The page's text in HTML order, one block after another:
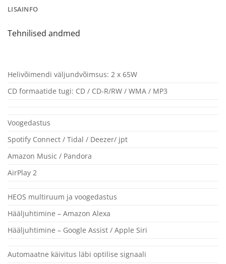
LISAINFO
Tehnilised andmed
Helivõimendi väljundvõimsus: 2 x 65W
CD formaatide tugi: CD / CD-R/RW / WMA / MP3
Voogedastus
Spotify Connect / Tidal / Deezer/ jpt
Amazon Music / Pandora
AirPlay 2
HEOS multiruum ja voogedastus
Hääljuhtimine – Amazon Alexa
Hääljuhtimine – Google Assist / Apple Siri
Automaatne käivitus läbi optilise signaali